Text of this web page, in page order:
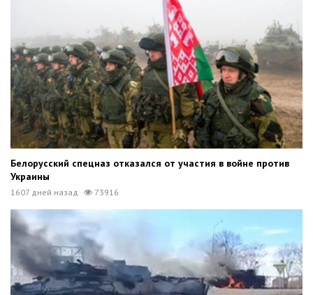
Белорусский спецназ отказался от участия в войне против
Украины
1607 дней назад 73916